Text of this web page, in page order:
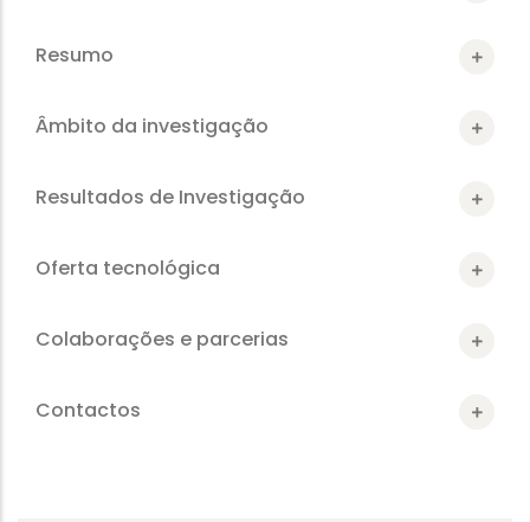
Resumo
Âmbito da investigação
Resultados de Investigação
Oferta tecnológica
Colaborações e parcerias
Contactos